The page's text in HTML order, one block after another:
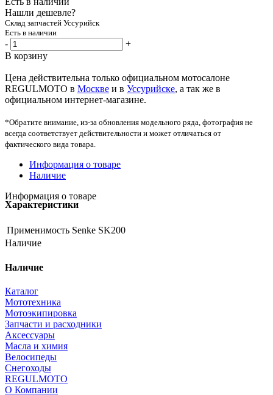
Нашли дешевле?
Склад запчастей Уссурийск
Есть в наличии
-
+
В корзину
Цена действительна только официальном мотосалоне
REGULMOTO в Москве и в Уссурийске, а так же в
официальном интернет-магазине.
*Обратите внимание, из-за обновления модельного ряда, фотография не
всегда соответствует действительности и может отличаться от
фактического вида товара.
Информация о товаре
Наличие
Информация о товаре
Характеристики
Применимость Senke SK200
Наличие
Наличие
Каталог
Мототехника
Мотоэкипировка
Запчасти и расходники
Аксессуары
Масла и химия
Велосипеды
Снегоходы
REGULMOTO
О Компании